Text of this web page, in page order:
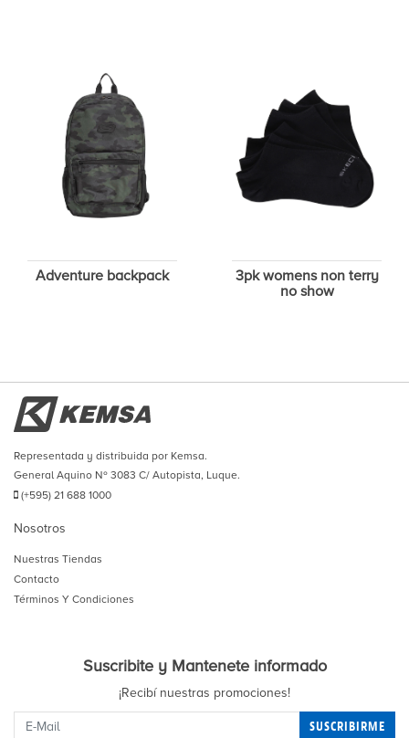
Adventure backpack
3pk womens non terry
no show
Representada y distribuida por Kemsa.
General Aquino Nº 3083 C/ Autopista, Luque.
(+595) 21 688 1000
Nosotros
Nuestras Tiendas
Contacto
Términos Y Condiciones
Suscribite y Mantenete informado
¡Recibí nuestras promociones!
SUSCRIBIRME